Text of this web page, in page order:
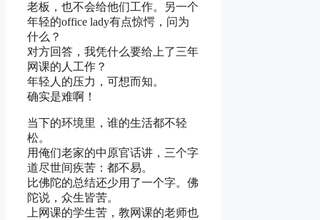
老板，也不会给他们工作。另一个
年轻的office lady有点惊愕，问为
什么？
对方回答，我凭什么要给上了三年
网课的人工作？
年轻人的压力，可想而知。
确实是难啊！
当下的环境里，谁的生活都不轻
松。
用俺们老家的中原官话讲，三个字
道尽世间疾苦：都不易。
比佛陀的总结还少用了一个字。佛
陀说，众生皆苦。
上网课的学生苦，教网课的老师也